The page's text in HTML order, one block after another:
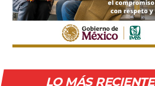
LO MÁS RECIENTE